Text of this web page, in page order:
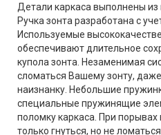
Детали каркаса выполнены
Ручка зонта разработана с
Используемые
обеспечивают длительное
купола зонта. Незаменимая
сломаться Вашему зонту,
наизнанку. Небольшие
специальные пружинящие
поломку каркаса. При порывах
только гнуться, но не